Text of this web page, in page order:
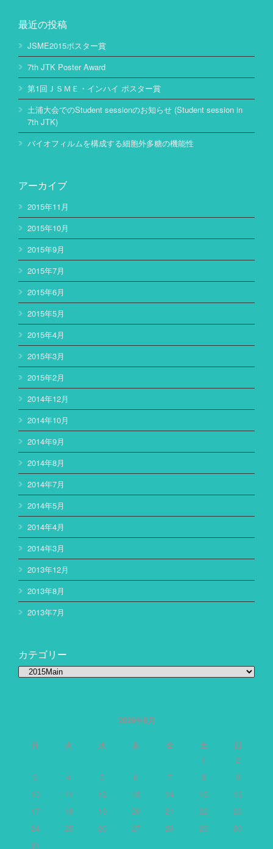
最近の投稿
JSME2015ポスター賞
7th JTK Poster Award
第1回ＪＳＭＥ・インハイ ポスター賞
土浦大会でのStudent sessionのお知らせ (Student session in
7th JTK)
バイオフィルムを構成する細胞外多糖の機能性
アーカイブ
2015年11月
2015年10月
2015年9月
2015年7月
2015年6月
2015年5月
2015年4月
2015年3月
2015年2月
2014年12月
2014年10月
2014年9月
2014年8月
2014年7月
2014年5月
2014年4月
2014年3月
2013年12月
2013年8月
2013年7月
カテゴリー
カ
2026年8月
月 火 水 木 金 土
日
1
2
3
4 5 6 7 8
9
10
11 12 13 14 15
16
17
18 19 20 21 22
23
24
25 26 27 28 29
30
31